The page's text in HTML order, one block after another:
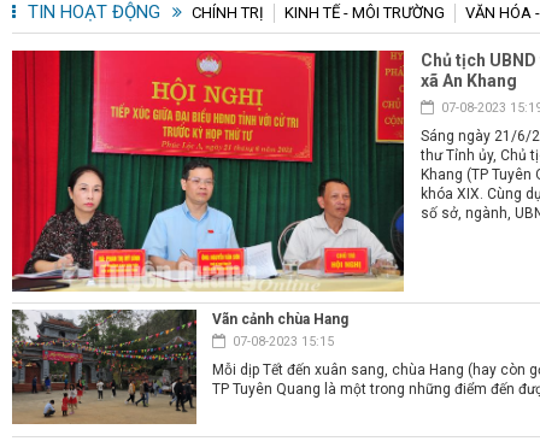
TIN HOẠT ĐỘNG CHÍNH TRỊ KINH TẾ - MÔI TRƯỜNG VĂN HÓA
Chủ tịch
xã An Khang
07-08-2023
Sáng ngày 21/6/
thư Tỉnh ủy, Chủ
Khang (TP
khóa XIX. Cùng
số sở, ngành,
Vãn cảnh chùa Hang
07-08-2023 15:15
Mỗi dịp Tết đến xuân sang, chùa Hang (hay còn
TP Tuyên Quang là một trong những điểm đến